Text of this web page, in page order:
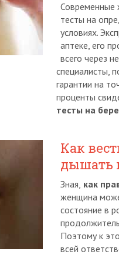
Современные
тесты на
условиях.
аптеке, его
всего через
специалисты,
гарантии на
проценты
тесты на
Как
дышать
Зная, как
женщина
состояние в
Поэтому к
всей